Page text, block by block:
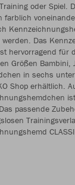
oder Spiel.
farblich
werden. Das
hervorragend für
Größen Bambini,
in sechs
Shop erhältlich.
passende